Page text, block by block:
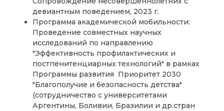
девиантным поведением, 2023 г.
Программа академической мобильности:
Проведение совместных научных
исследований по направлению
"Эффективность профилактических и
постпенитенциарных технологий" в рамках
Программы развития Приоритет 2030
"Благополучие и безопасность детства"
(сотрудничество с университетами
Аргентины, Боливии, Бразилии и др.стран